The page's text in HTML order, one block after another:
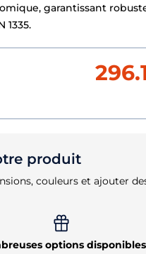
garantissant
1335.
produit
couleurs et ajouter
options disponibles